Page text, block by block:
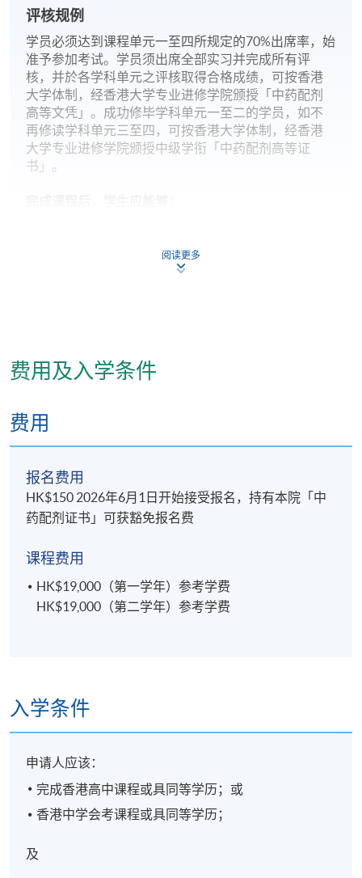
评核规例
学员必须达到课程单元一至四所规定的70%出席率，始
准予参加考试。学员须出席全部实习并完成所有评
核，并於各学科单元之评核取得合格成绩，可按香港
大学体制，经香港大学专业进修学院颁授「中药配剂
高等文凭」。成功修毕学科单元一至二的学员，如不
再修读学科单元三至四，可按香港大学体制，经香港
大学专业进修学院颁授中级学衔「中药配剂高等证
书」。
比较常用方剂的组方和功效，分辨常用中药商品优良
度鉴别要点，解释中药在免疫性疾病的防治中的应用
分辨常用中药的鉴定方法及详述香港中药习用品，执
报名代码 2445-CM095A
现时接受报名
逢周日，1至2節課，上午 10 時至下午 1 時及 / 或下
午 2 時 30 分至 5 時 30 分
本院教学中心
阅读更多
费用及入学条件
费用
报名费用
HK$150 2026年6月1日开始接受报名，持有本院「中
药配剂证书」可获豁免报名费
课程费用
HK$19,000（第一学年）参考学费
HK$19,000（第二学年）参考学费
入学条件
申请人应该：
完成香港高中课程或具同等学历；或
香港中学会考课程或具同等学历；
及